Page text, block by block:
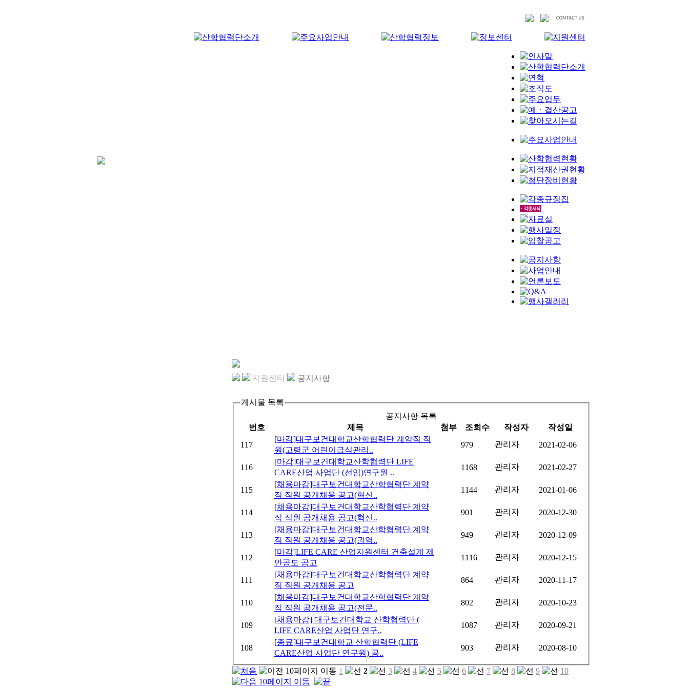
지원센터 공지사항
게시물 목록
공지사항 목록
번호
제목 첨부 조회수 작성자
작성일
117
[마감]대구보건대학교산학협력단 계약직 직
원(고령군 어린이급식관리..
979 관리자 2021-02-06
116
[마감]대구보건대학교산학협력단 LIFE
CARE산업 사업단 (선임)연구원 ..
1168 관리자 2021-02-27
115
[채용마감]대구보건대학교산학협력단 계약
직 직원 공개채용 공고(혁신..
1144 관리자 2021-01-06
114
[채용마감]대구보건대학교산학협력단 계약
직 직원 공개채용 공고(혁신..
901 관리자 2020-12-30
113
[채용마감]대구보건대학교산학협력단 계약
직 직원 공개채용 공고(권역..
949 관리자 2020-12-09
112
[마감]LIFE CARE 산업지원센터 건축설계 제
안공모 공고
1116 관리자 2020-12-15
111
[채용마감]대구보건대학교산학협력단 계약
직 직원 공개채용 공고
864 관리자 2020-11-17
110
[채용마감]대구보건대학교산학협력단 계약
직 직원 공개채용 공고(전문..
802 관리자 2020-10-23
109
[채용마감] 대구보건대학교 산학협력단 (
LIFE CARE산업 사업단 연구..
1087 관리자 2020-09-21
108
[종료]대구보건대학교 산학협력단 (LIFE
CARE산업 사업단 연구원) 공..
903 관리자 2020-08-10
1 2 3 4 5 6 7 8 9 10